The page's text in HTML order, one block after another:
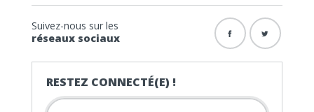
Suivez-nous sur les
réseaux sociaux
RESTEZ CONNECTÉ(E) !